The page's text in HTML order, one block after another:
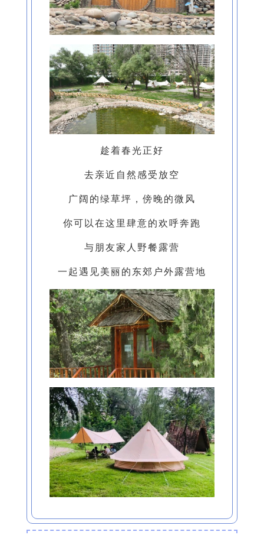
趁着春光正好
去亲近自然感受放空
广阔的绿草坪，傍晚的微风
你可以在这里肆意的欢呼奔跑
与朋友家人野餐露营
一起遇见美丽的东郊户外露营地